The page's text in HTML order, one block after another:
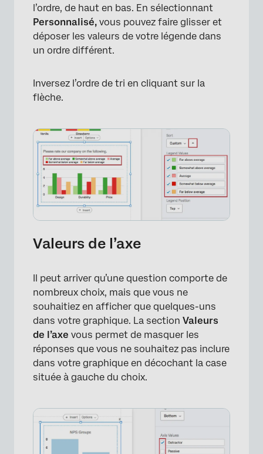
l’ordre, de haut en bas. En sélectionnant
Personnalisé, vous pouvez faire glisser et
déposer les valeurs de votre légende dans
un ordre différent.
Inversez l’ordre de tri en cliquant sur la
flèche.
Valeurs de l’axe
Il peut arriver qu’une question comporte de
nombreux choix, mais que vous ne
souhaitiez en afficher que quelques-uns
dans votre graphique. La section Valeurs
de l’axe vous permet de masquer les
réponses que vous ne souhaitez pas inclure
dans votre graphique en décochant la case
située à gauche du choix.